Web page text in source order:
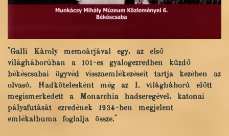
"Galli Károly memoárjával egy, az első
világháborúban a 101-es gyalogezredben küzdő
békéscsabai ügyvéd visszaemlékezéseit tartja kezében az
olvasó. Hadkötelesként még az I. világháború előtt
megismerkedett a Monarchia hadseregével, katonai
pályafutását ezredének 1934-ben megjelent
emlékalbuma foglalja össze."